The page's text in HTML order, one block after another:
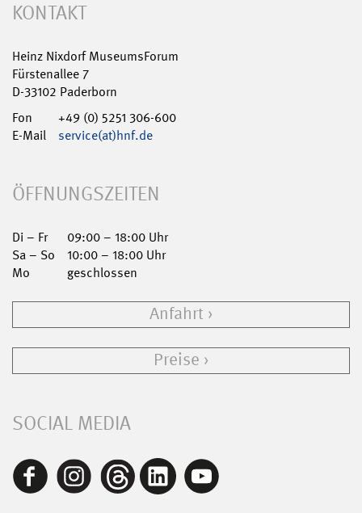
KONTAKT
Heinz Nixdorf MuseumsForum
Fürstenallee 7
D-33102 Paderborn
Fon
+49 (0) 5251 306-600
E-Mail
service(at)hnf.de
ÖFFNUNGSZEITEN
Di – Fr
09:00 – 18:00 Uhr
Sa – So
10:00 – 18:00 Uhr
Mo
geschlossen
Anfahrt
Preise
SOCIAL MEDIA